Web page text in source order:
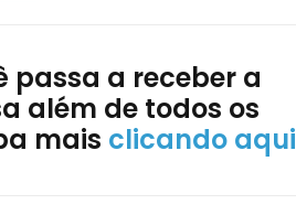
passa a receber a
além de todos os
mais clicando aqui